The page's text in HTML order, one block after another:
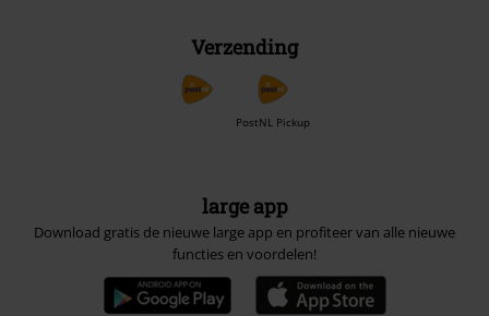
Verzending
PostNL Pickup
large app
Download gratis de nieuwe large app en profiteer van alle nieuwe
functies en voordelen!